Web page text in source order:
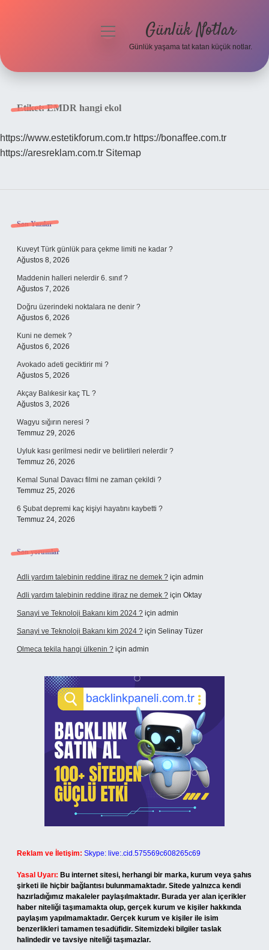
Hakkımızda
menüyü
Günlük Notlar
Günlük yaşama tat katan küçük notlar.
Etiket:EMDR hangi ekol
https://www.estetikforum.com.tr https://bonaffee.com.tr
https://aresreklam.com.tr Sitemap
Sidebar
Son Yazılar
Kuveyt Türk günlük para çekme limiti ne kadar ?
Ağustos 8, 2026
Maddenin halleri nelerdir 6. sınıf ?
Ağustos 7, 2026
Doğru üzerindeki noktalara ne denir ?
Ağustos 6, 2026
Kuni ne demek ?
Ağustos 6, 2026
Avokado adeti geciktirir mi ?
Ağustos 5, 2026
Akçay Balıkesir kaç TL ?
Ağustos 3, 2026
Wagyu sığırın neresi ?
Temmuz 29, 2026
Uyluk kası gerilmesi nedir ve belirtileri nelerdir ?
Temmuz 26, 2026
Kemal Sunal Davacı filmi ne zaman çekildi ?
Temmuz 25, 2026
6 Şubat depremi kaç kişiyi hayatını kaybetti ?
Temmuz 24, 2026
Son yorumlar
Adli yardım talebinin reddine itiraz ne demek ? için admin
Adli yardım talebinin reddine itiraz ne demek ? için Oktay
Sanayi ve Teknoloji Bakanı kim 2024 ? için admin
Sanayi ve Teknoloji Bakanı kim 2024 ? için Selinay Tüzer
Olmeca tekila hangi ülkenin ? için admin
Reklam ve İletişim: Skype: live:.cid.575569c608265c69
Yasal Uyarı: Bu internet sitesi, herhangi bir marka, kurum veya şahıs
şirketi ile hiçbir bağlantısı bulunmamaktadır. Sitede yalnızca kendi
hazırladığımız makaleler paylaşılmaktadır. Burada yer alan içerikler
haber niteliği taşımamakta olup, gerçek kurum ve kişiler hakkında
paylaşım yapılmamaktadır. Gerçek kurum ve kişiler ile isim
benzerlikleri tamamen tesadüfidir. Sitemizdeki bilgiler taslak
halindedir ve tavsiye niteliği taşımazlar.